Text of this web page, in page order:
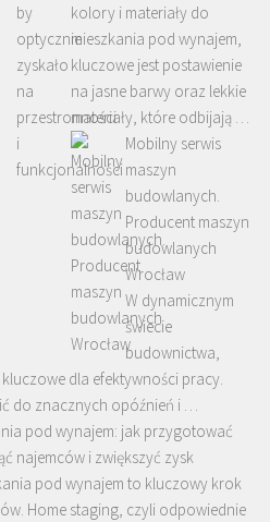
kolory i materiały do
mieszkania pod wynajem,
kluczowe jest postawienie
na jasne barwy oraz lekkie
materiały, które odbijają …
Mobilny serwis
maszyn
budowlanych.
Producent maszyn
budowlanych
Wrocław
W dynamicznym
świecie
budownictwa,
dla efektywności pracy.
do znacznych opóźnień i …
pod wynajem: jak przygotować
najemców i zwiększyć zysk
pod wynajem to kluczowy krok
Home staging, czyli odpowiednie